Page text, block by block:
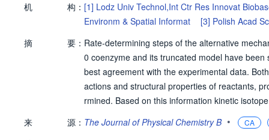
机
构： [1] Lodz Univ Technol,Int Ctr Res Innovat
Environm & Spatial Informat
[3] Polish Acad
摘
要： Rate-determining steps of the alternative
0 coenzyme and its truncated model have
best agreement with the experimental data.
actions and structural properties of reactants,
rmined. Based on this information kinetic
d 37Cl KIEs) have been calculated. Two
h the increasing number of chlorine atoms.
来 源： The Journal of Physical Chemistry B • CA